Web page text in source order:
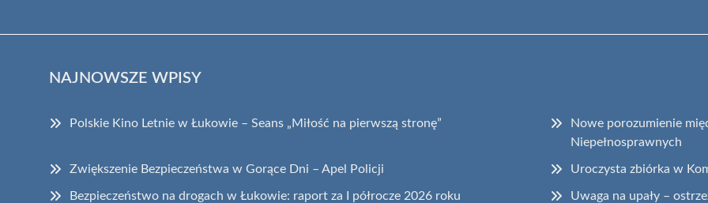
NAJNOWSZE WPISY
Polskie Kino Letnie w Łukowie – Seans „Miłość na pierwszą stronę”
Nowe porozumienie
Niepełnosprawnych
Zwiększenie Bezpieczeństwa w Gorące Dni – Apel Policji Uroczysta zbiórka w
Bezpieczeństwo na drogach w Łukowie: raport za I półrocze 2026 roku Uwaga na upały –